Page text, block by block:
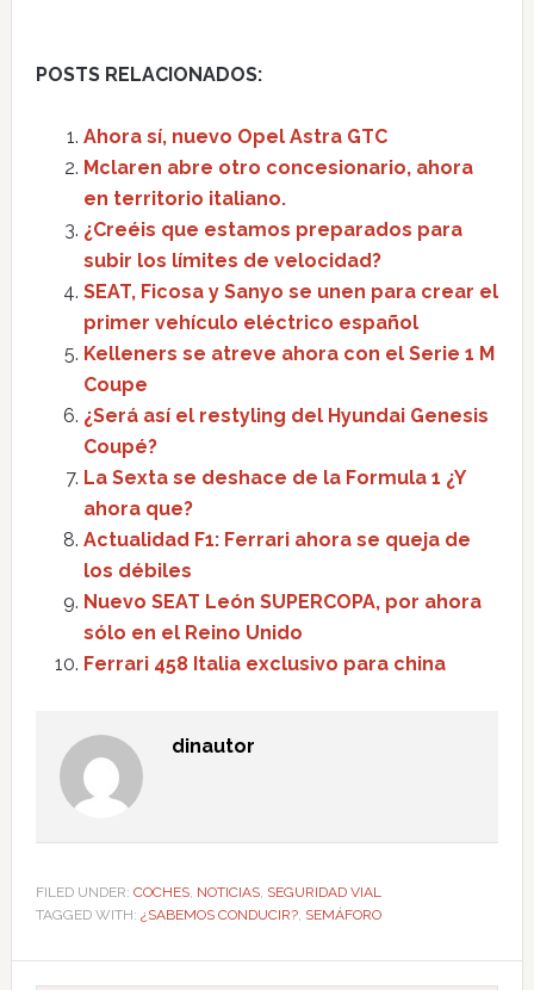
POSTS RELACIONADOS:
Ahora sí, nuevo Opel Astra GTC
Mclaren abre otro concesionario, ahora
en territorio italiano.
¿Creéis que estamos preparados para
subir los límites de velocidad?
SEAT, Ficosa y Sanyo se unen para crear el
primer vehículo eléctrico español
Kelleners se atreve ahora con el Serie 1 M
Coupe
¿Será así el restyling del Hyundai Genesis
Coupé?
La Sexta se deshace de la Formula 1 ¿Y
ahora que?
Actualidad F1: Ferrari ahora se queja de
los débiles
Nuevo SEAT León SUPERCOPA, por ahora
sólo en el Reino Unido
Ferrari 458 Italia exclusivo para china
dinautor
FILED UNDER: COCHES, NOTICIAS, SEGURIDAD VIAL
TAGGED WITH: ¿SABEMOS CONDUCIR?, SEMÁFORO